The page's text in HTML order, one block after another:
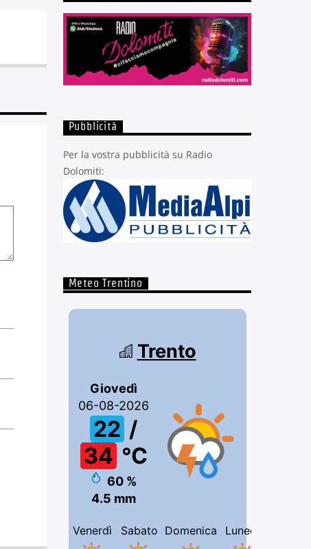
Pubblicità
Per la vostra pubblicità su Radio
Dolomiti:
Meteo Trentino